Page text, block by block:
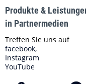
Produkte &
in Partnermedien
Treffen Sie uns auf
facebook,
Instagram
YouTube